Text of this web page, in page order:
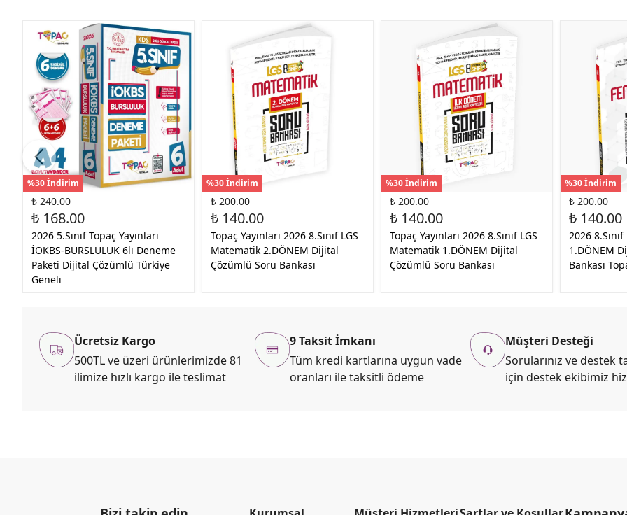
%30 İndirim
₺ 240.00
₺ 168.00
2026 5.Sınıf Topaç Yayınları
İOKBS-BURSLULUK 6lı Deneme
Paketi Dijital Çözümlü Türkiye
Geneli
%30 İndirim
₺ 200.00
₺ 140.00
Topaç Yayınları 2026 8.Sınıf LGS
Matematik 2.DÖNEM Dijital
Çözümlü Soru Bankası
%30 İndirim
₺ 200.00
₺ 140.00
Topaç Yayınları 2026 8.Sınıf LGS
Matematik 1.DÖNEM Dijital
Çözümlü Soru Bankası
%30 İndirim
₺ 200.00
₺ 140.00
2026
1.DÖNEM
Bankası
Ücretsiz Kargo
500TL ve üzeri ürünlerimizde 81
ilimize hızlı kargo ile teslimat
9 Taksit İmkanı
Tüm kredi kartlarına uygun vade
oranları ile taksitli ödeme
Müşteri Desteği
Sorularınız ve destek
için destek ekibimiz